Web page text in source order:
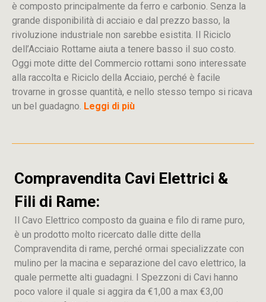
è composto principalmente da ferro e carbonio. Senza la
grande disponibilità di acciaio e dal prezzo basso, la
rivoluzione industriale non sarebbe esistita. Il Riciclo
dell’Acciaio Rottame aiuta a tenere basso il suo costo.
Oggi mote ditte del Commercio rottami sono interessate
alla raccolta e Riciclo della Acciaio, perché è facile
trovarne in grosse quantità, e nello stesso tempo si ricava
un bel guadagno. Leggi di più
Compravendita Cavi Elettrici &
Fili di Rame:
Il Cavo Elettrico composto da guaina e filo di rame puro,
è un prodotto molto ricercato dalle ditte della
Compravendita di rame, perché ormai specializzate con
mulino per la macina e separazione del cavo elettrico, la
quale permette alti guadagni. I Spezzoni di Cavi hanno
poco valore il quale si aggira da €1,00 a max €3,00